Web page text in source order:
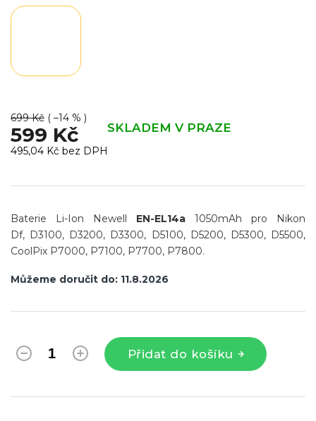
699 Kč ( –14 % )
599 Kč SKLADEM V PRAZE
495,04 Kč bez DPH
cena:
Můžeme doručit do: 11.8.2026
Přidat do košíku
Baterie Li-Ion Newell EN-EL14a 1050mAh pro Nikon
Df, D3100, D3200, D3300, D5100, D5200, D5300, D5500,
CoolPix P7000, P7100, P7700, P7800.